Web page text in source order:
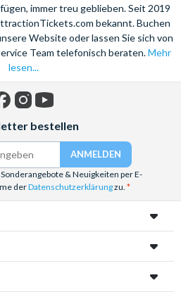
immer treu geblieben. Seit 2019
bekannt. Buchen
Website oder lassen Sie sich von
Team telefonisch beraten.Mehr
lesen...
bestellen
& Neuigkeiten per E-
derDatenschutzerklärungzu.